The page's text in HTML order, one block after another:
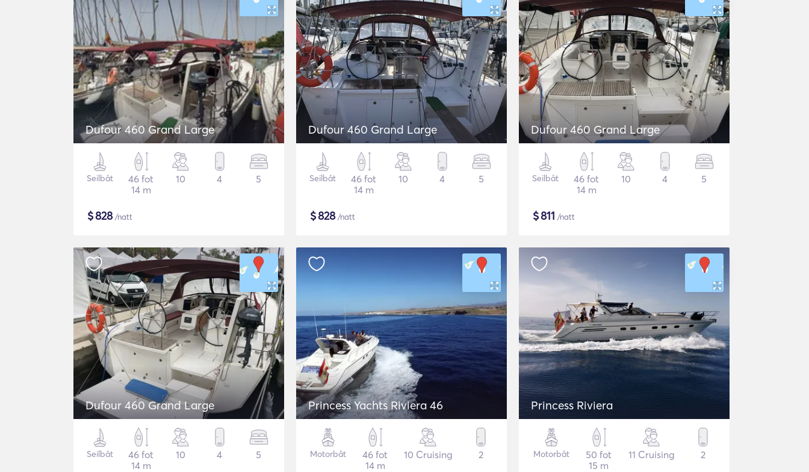
Dufour 460 Grand Large
Seilbåt
46 fot
14 m
10 4 5
$828/natt
Dufour 460 Grand Large
Seilbåt
46 fot
14 m
10 4 5
$828/natt
Dufour 460 Grand Large
Seilbåt
46 fot
14 m
10 4 5
$811 /natt
Dufour 460 Grand Large
Seilbåt
46 fot
14 m
10 4 5
Princess Yachts Riviera 46
Motorbåt
46 fot
14 m
10 Cruising 2
Princess Riviera
Motorbåt
50 fot
15 m
11 Cruising 2